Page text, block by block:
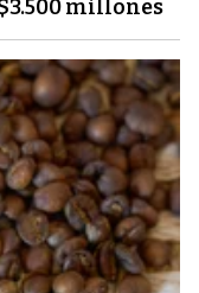
millones